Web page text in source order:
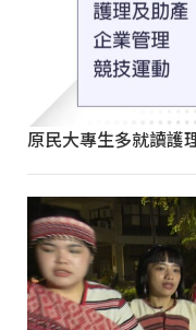
原民大專生多就讀護